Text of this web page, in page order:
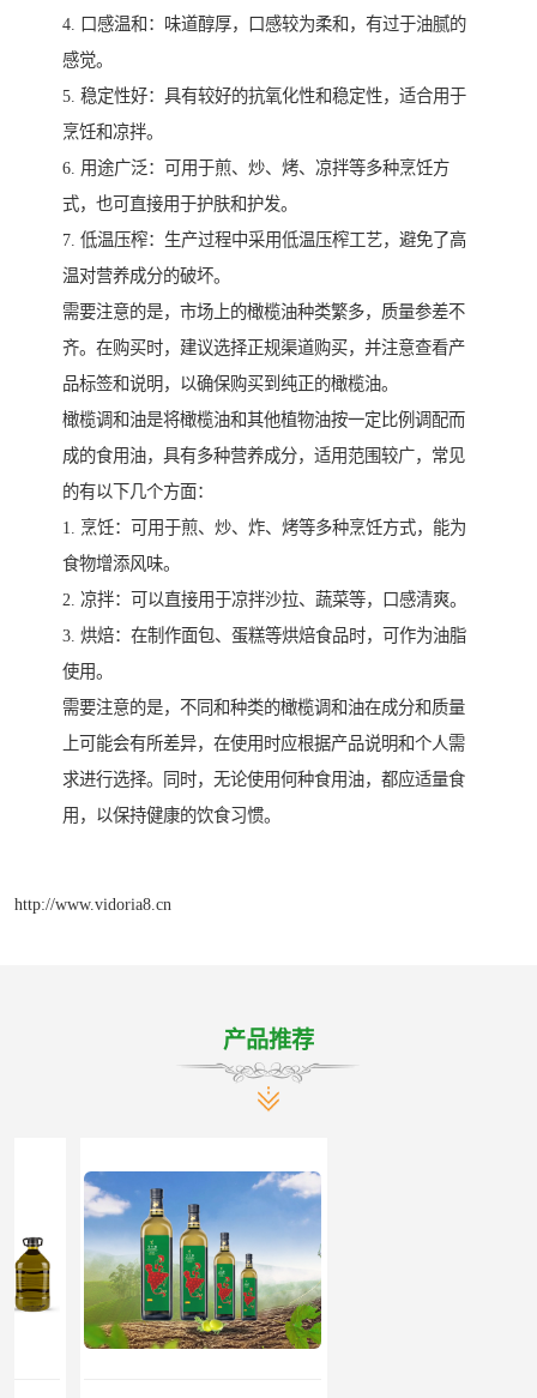
4. 口感温和：味道醇厚，口感较为柔和，有过于油腻的
感觉。
5. 稳定性好：具有较好的抗氧化性和稳定性，适合用于
烹饪和凉拌。
6. 用途广泛：可用于煎、炒、烤、凉拌等多种烹饪方
式，也可直接用于护肤和护发。
7. 低温压榨：生产过程中采用低温压榨工艺，避免了高
温对营养成分的破坏。
需要注意的是，市场上的橄榄油种类繁多，质量参差不
齐。在购买时，建议选择正规渠道购买，并注意查看产
品标签和说明，以确保购买到纯正的橄榄油。
橄榄调和油是将橄榄油和其他植物油按一定比例调配而
成的食用油，具有多种营养成分，适用范围较广，常见
的有以下几个方面：
1. 烹饪：可用于煎、炒、炸、烤等多种烹饪方式，能为
食物增添风味。
2. 凉拌：可以直接用于凉拌沙拉、蔬菜等，口感清爽。
3. 烘焙：在制作面包、蛋糕等烘焙食品时，可作为油脂
使用。
需要注意的是，不同和种类的橄榄调和油在成分和质量
上可能会有所差异，在使用时应根据产品说明和个人需
求进行选择。同时，无论使用何种食用油，都应适量食
用，以保持健康的饮食习惯。
http://www.vidoria8.cn
产品推荐